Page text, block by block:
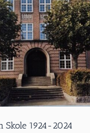
Skole 1924-2024